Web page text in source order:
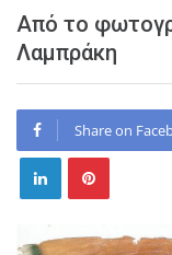
Από το
Λαμπράκη
Share on